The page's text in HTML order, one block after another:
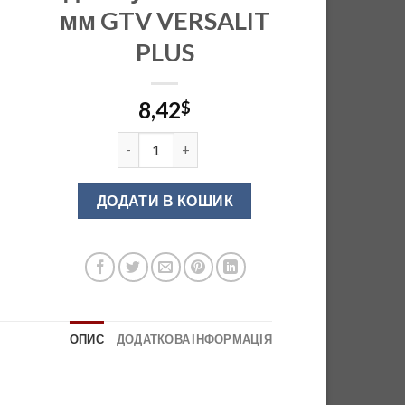
мм GTV VERSALIT
PLUS
8,42$
ДОДАТИ В КОШИК
ОПИС ДОДАТКОВА ІНФОРМАЦІЯ